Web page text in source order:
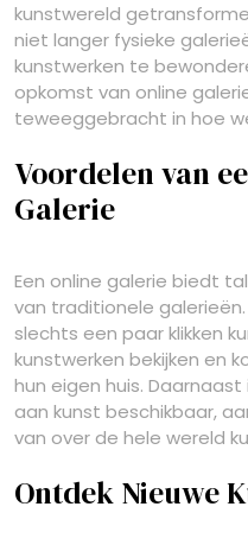
kunstwereld
niet langer fysieke
kunstwerken te
opkomst van online
teweeggebracht in hoe
Voordelen van
Galerie
Een online galerie biedt
van traditionele
slechts een paar klikken
kunstwerken bekijken en
hun eigen huis.
aan kunst beschikbaar,
van over de hele wereld
Ontdek Nieuwe